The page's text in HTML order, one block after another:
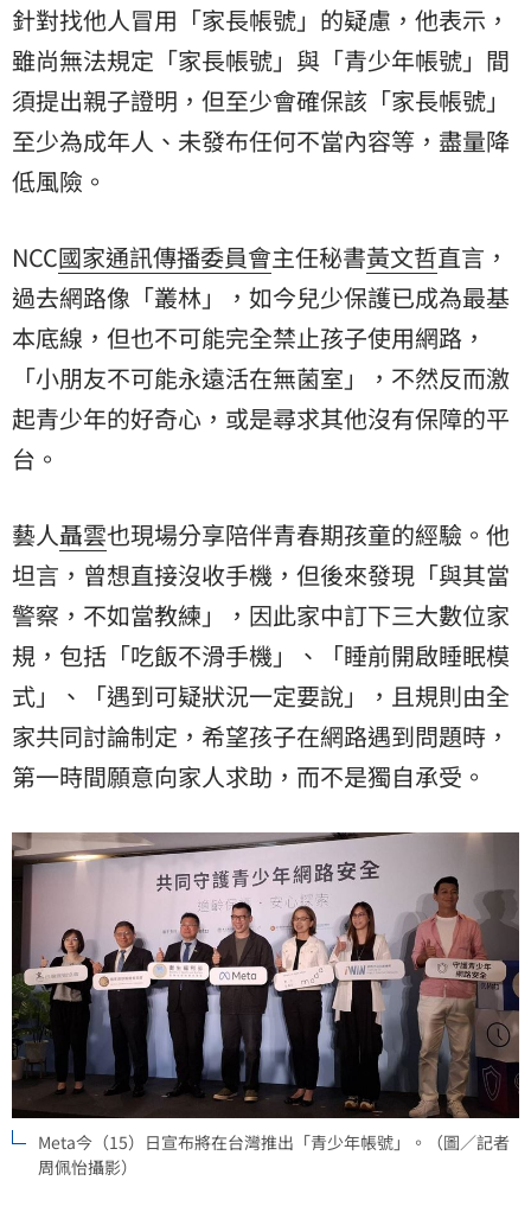
針對找他人冒用「家長帳號」的疑慮，他表示，
雖尚無法規定「家長帳號」與「青少年帳號」間
須提出親子證明，但至少會確保該「家長帳號」
至少為成年人、未發布任何不當內容等，盡量降
低風險。
NCC國家通訊傳播委員會主任秘書黃文哲直言，
過去網路像「叢林」，如今兒少保護已成為最基
本底線，但也不可能完全禁止孩子使用網路，
「小朋友不可能永遠活在無菌室」，不然反而激
起青少年的好奇心，或是尋求其他沒有保障的平
台。
藝人聶雲也現場分享陪伴青春期孩童的經驗。他
坦言，曾想直接沒收手機，但後來發現「與其當
警察，不如當教練」，因此家中訂下三大數位家
規，包括「吃飯不滑手機」、「睡前開啟睡眠模
式」、「遇到可疑狀況一定要說」，且規則由全
家共同討論制定，希望孩子在網路遇到問題時，
第一時間願意向家人求助，而不是獨自承受。
Meta今（15）日宣布將在台灣推出「青少年帳號」。（圖／記者
周佩怡攝影）